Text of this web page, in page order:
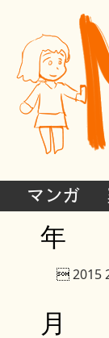
マンガ
年
2015
月